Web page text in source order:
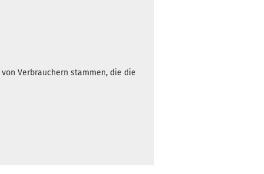
Verbrauchern stammen, die die